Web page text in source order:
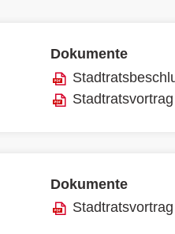
Dokumente
Stadtratsvortrag
Dokumente
Stadtratsvortrag